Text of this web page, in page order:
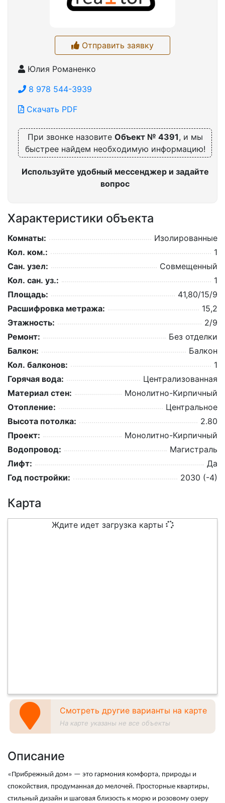
Отправить заявку
Юлия Романенко
8 978 544-3939
Скачать PDF
При звонке назовите Объект № 4391, и мы
быстрее найдем необходимую информацию!
Используйте удобный мессенджер и задайте
вопрос
Характеристики объекта
Комнаты:
Изолированные
Кол. ком.:
1
Сан. узел:
Совмещенный
Кол. сан. уз.:
1
Площадь:
41,80/15/9
Расшифровка метража:
15,2
Этажность:
2/9
Ремонт:
Без отделки
Балкон:
Балкон
Кол. балконов:
1
Горячая вода:
Централизованная
Материал стен:
Монолитно-Кирпичный
Отопление:
Центральное
Высота потолка:
2.80
Проект:
Монолитно-Кирпичный
Водопровод:
Магистраль
Лифт:
Да
Год постройки:
2030 (-4)
Карта
Ждите идет загрузка карты
Смотреть другие варианты на карте
На карте указаны не все объекты
Описание
«Прибрежный дом» — это гармония комфорта, природы и
спокойствия, продуманная до мелочей. Просторные квартиры,
стильный дизайн и шаговая близость к морю и розовому озеру